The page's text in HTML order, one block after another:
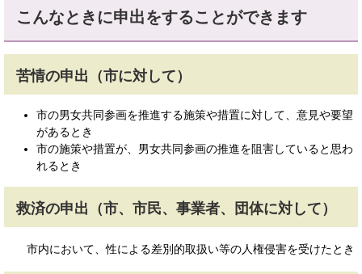
こんなときに申出をすることができます
苦情の申出（市に対して）
市の男女共同参画を推進する施策や措置に対して、意見や要望
があるとき
市の施策や措置が、男女共同参画の推進を阻害していると思わ
れるとき
救済の申出（市、市民、事業者、団体に対して）
市内において、性による差別的取扱い等の人権侵害を受けたとき